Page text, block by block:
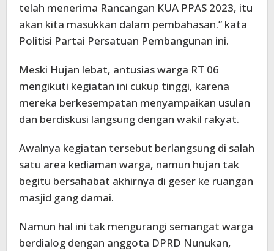
telah menerima Rancangan KUA PPAS 2023, itu
akan kita masukkan dalam pembahasan.” kata
Politisi Partai Persatuan Pembangunan ini.
Meski Hujan lebat, antusias warga RT 06
mengikuti kegiatan ini cukup tinggi, karena
mereka berkesempatan menyampaikan usulan
dan berdiskusi langsung dengan wakil rakyat.
Awalnya kegiatan tersebut berlangsung di salah
satu area kediaman warga, namun hujan tak
begitu bersahabat akhirnya di geser ke ruangan
masjid gang damai.
Namun hal ini tak mengurangi semangat warga
berdialog dengan anggota DPRD Nunukan,